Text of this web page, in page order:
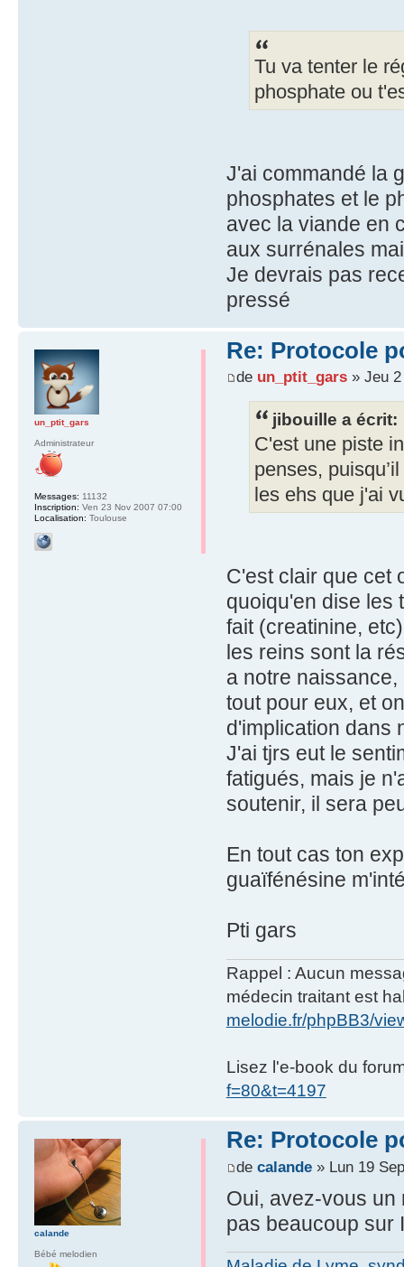
Tu va tenter le
phosphate ou
J'ai commandé la
phosphates et le
avec la viande en
aux surrénales
Je devrais pas
pressé
Re: Protocole
de un_ptit_gars» Jeu 2
jibouille a écrit:
C'est une piste
penses,
les ehs que j'ai
C'est clair que cet
quoiqu'en dise les
fait (creatinine,
les reins sont la
a notre
tout pour eux, et
d'implication dans
J'ai tjrs eut le
fatigués, mais je
soutenir, il sera
En tout cas ton
guaïfénésine
Pti gars
Rappel : Aucun
médecin traitant est
melodie.fr/phpBB3/
Lisez l'e-book du
f=80&t=4197
un_ptit_gars
Administrateur
Messages: 11132
Inscription: Ven 23 Nov 2007 07:00
Localisation: Toulouse
Re: Protocole
de calande» Lun 19
Oui, avez-vous un
pas beaucoup sur
calande
Bébé melodien